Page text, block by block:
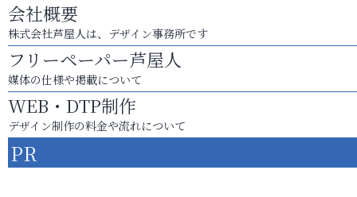
会社概要
株式会社芦屋人は、デザイン事務所です
フリーペーパー芦屋人
媒体の仕様や掲載について
WEB・DTP制作
デザイン制作の料金や流れについて
PR